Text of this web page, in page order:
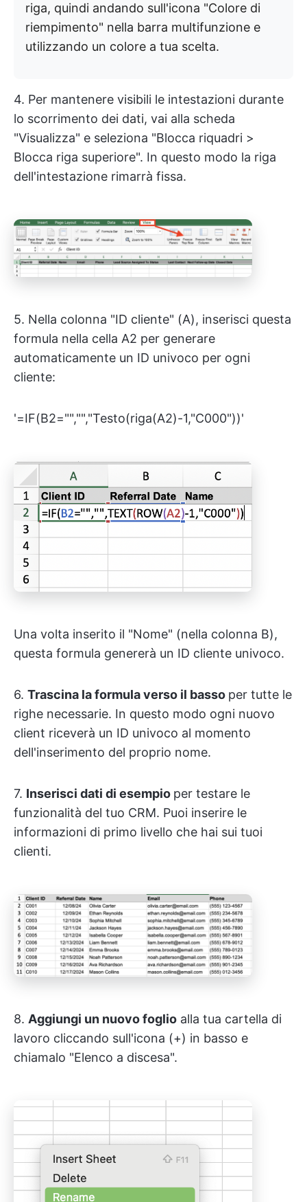
riga, quindi andando sull'icona "Colore di
riempimento" nella barra multifunzione e
utilizzando un colore a tua scelta.
4. Per mantenere visibili le intestazioni durante
lo scorrimento dei dati, vai alla scheda
"Visualizza" e seleziona "Blocca riquadri >
Blocca riga superiore". In questo modo la riga
dell'intestazione rimarrà fissa.
5. Nella colonna "ID cliente" (A), inserisci questa
formula nella cella A2 per generare
automaticamente un ID univoco per ogni
cliente:
'=IF(B2="","","Testo(riga(A2)-1,"C000"))'
Una volta inserito il "Nome" (nella colonna B),
questa formula genererà un ID cliente univoco.
6. Trascina la formula verso il basso per tutte le
righe necessarie. In questo modo ogni nuovo
client riceverà un ID univoco al momento
dell'inserimento del proprio nome.
7. Inserisci dati di esempio per testare le
funzionalità del tuo CRM. Puoi inserire le
informazioni di primo livello che hai sui tuoi
clienti.
8. Aggiungi un nuovo foglio alla tua cartella di
lavoro cliccando sull'icona (+) in basso e
chiamalo "Elenco a discesa".